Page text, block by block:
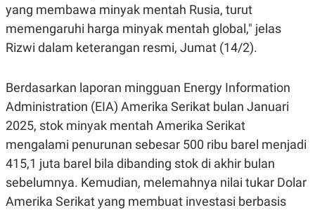
K
O
N
A
V
L
I
P
U
JARINGAN
O
N
T
A
R
E
S
S
yang membawa minyak mentah Rusia, turut
memengaruhi harga minyak mentah global," jelas
Rizwi dalam keterangan resmi, Jumat (14/2).
Berdasarkan laporan mingguan Energy Information
Administration (EIA) Amerika Serikat bulan Januari
2025, stok minyak mentah Amerika Serikat
mengalami penurunan sebesar 500 ribu barel menjadi
415,1 juta barel bila dibanding stok di akhir bulan
sebelumnya. Kemudian, melemahnya nilai tukar Dolar
Amerika Serikat yang membuat investasi berbasis